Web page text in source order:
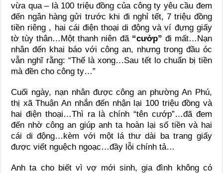
vừa qua – là 100 triệu đồng của công ty yêu cầu đem
đến ngân hàng gửi trước khi đi nghỉ tết, 7 triệu đồng
tiền riêng , hai cái điện thoại di động và ví đựng giấy
tờ tùy thân…Một thanh niên đã “cướp” đi mất…Nạn
nhân đến khai báo với công an, nhưng trong đầu óc
vẫn nghĩ rằng: “Thế là xong…Sau tết lo chuẩn bị tiền
mà đền cho công ty…”
Cuối ngày, nạn nhân được công an phường An Phú,
thị xã Thuận An nhắn đến nhận lại 100 triệu đồng và
hai điện thoại…Thì ra là chính “tên cướp”…đã đem
đến nhờ công an giúp anh ta hoàn lại số tiền và hai
cái di động…kèm với một lá thư dài ba trang giấy
được viết nguệch ngoạc…đầy lỗi chính tả…
Anh ta cho biết vì vợ mới sinh, gia đình không có